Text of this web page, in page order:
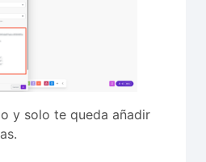
y solo te queda añadir